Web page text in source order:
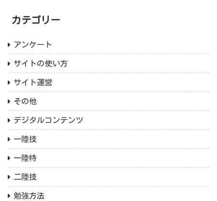
カテゴリー
アンケート
サイトの使い方
サイト運営
その他
デジタルコンテンツ
一陸技
一陸特
二陸技
勉強方法